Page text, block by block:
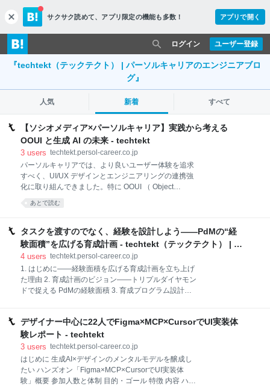
c
l
o
s
e
サクサク読めて、 アプリ限定の機能も多数！ アプリで開く
ユーザー登録
ログイン
『techtekt（テックテクト） | パーソルキャリアのエンジニアブロ
グ』
人気 新着 すべて
【ソシオメディア×パーソルキャリア】実践から考える
OOUI と生成 AI の未来 - techtekt
3 users techtekt.persol-career.co.jp
パーソルキャリアでは、より良いユーザー体験を追求
すべく、UI/UX デザインとエンジニアリングの連携強
化に取り組んできました。特に OOUI （ Object
Oriented User Interface ）に関しては、2020 年にソシ
オメディア株式会社による OOUI トレーニングを受け
方が主体的に勉強会を開催し、継続して学びを深めて
います。 そこで今回は、5 年ぶりにソシオメディア株
式会社の藤井様、高取様をお招きし、OOUI の現在地
について伺いました。また、生成 AI 時代における
OOUI の役割や、今後の可能性についても語っていた
だきました。 パーソルキャリアからは OOUI に関する
社内勉強会をリードする UI/UX デザイナーの篠崎と、
ました。 共通言語としての OOUI
あとで読む
タスクを渡すのでなく、経験を設計しよう――PdMの“経
験面積”を広げる育成計画 - techtekt（テックテクト） | パ
ーソルキャリアのエンジニアブログ
4 users techtekt.persol-career.co.jp
1. はじめに――経験面積を広げる育成計画を立ち上げ
た理由 2. 育成計画のビジョン――トリプルダイヤモン
ドで捉える PdMの経験面積 3. 育成プログラム設計プ
は“機会設計”だった 5. 今後の展望――育成計画も“プロ
ダクト” 6. おわりに――経験面積を共に広げる仲間へ
1. はじめに――経験面積を広げる育成計画を立ち上げ
た理由 ダイレクト・ソーシングサービス「dodaダイ
レクト」のプロダクトマネージャー（PdM）を務めて
いる金野（かねの）です。 「dodaダイレクト」の
デザイナー中心に22人でFigma×MCP×CursorでUI実装体
験レポート - techtekt
3 users techtekt.persol-career.co.jp
はじめに 生成AI×デザインのメンタルモデルを醸成し
たい ハンズオン「Figma×MCP×CursorでUI実装体
験」概要 参加人数と体制 目的・ゴール 特徴 内容 ハン